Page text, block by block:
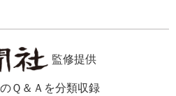
監修提供
Ｑ＆Ａを分類収録